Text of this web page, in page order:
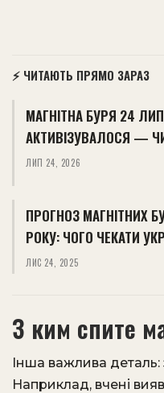
⚡ ЧИТАЮТЬ ПРЯМО ЗАРАЗ
МАГНІТНА БУРЯ 24
АКТИВІЗУВАЛОСЯ —
ЛИП 24, 2026
ПРОГНОЗ МАГНІТНИХ
РОКУ: ЧОГО ЧЕКАТИ
ЛИС 24, 2025
З ким спите
Інша важлива деталь:
Наприклад, вчені